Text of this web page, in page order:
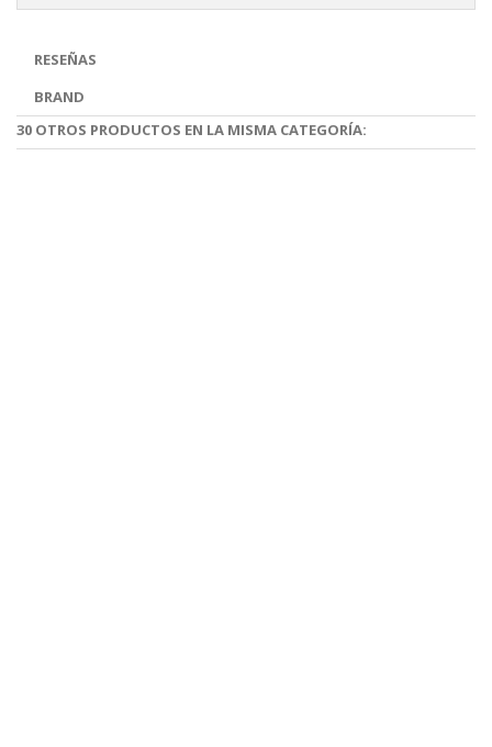
RESEÑAS
BRAND
30 OTROS PRODUCTOS EN LA MISMA CATEGORÍA: